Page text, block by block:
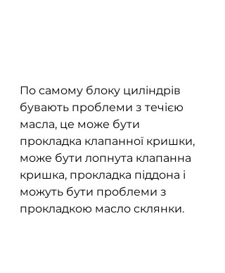
По самому блоку циліндрів
бувають проблеми з течією
масла, це може бути
прокладка клапанної кришки,
може бути лопнута клапанна
кришка, прокладка піддона і
можуть бути проблеми з
прокладкою масло склянки.